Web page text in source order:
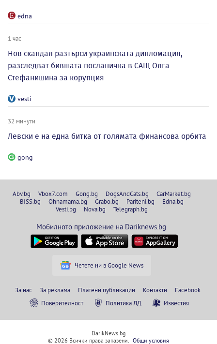
edna
1 час
Нов скандал разтърси украинската дипломация,
разследват бившата посланичка в САЩ Олга
Стефанишина за корупция
vesti
32 минути
Левски е на една битка от голямата финансова орбита
gong
Abv.bg Vbox7.com Gong.bg DogsAndCats.bg
CarMarket.bg
BISS.bg
Ohnamama.bg Grabo.bg Pariteni.bg
Edna.bg
Vesti.bg
Nova.bg Telegraph.bg
Мобилното приложение на Dariknews.bg
Четете ни в Google News
За нас За реклама Платени публикации Контакти
Facebook
Поверителност
Политика ЛД Известия
DarikNews.bg
© 2026 Всички права запазени.
Общи условия